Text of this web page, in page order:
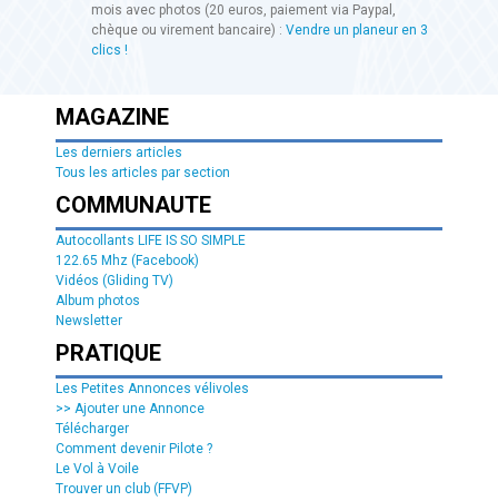
mois avec photos (20 euros, paiement via Paypal,
chèque ou virement bancaire) : Vendre un planeur en 3
clics !
MAGAZINE
Les derniers articles
Tous les articles par section
COMMUNAUTE
Autocollants LIFE IS SO SIMPLE
122.65 Mhz (Facebook)
Vidéos (Gliding TV)
Album photos
Newsletter
PRATIQUE
Les Petites Annonces vélivoles
>> Ajouter une Annonce
Télécharger
Comment devenir Pilote ?
Le Vol à Voile
Trouver un club (FFVP)